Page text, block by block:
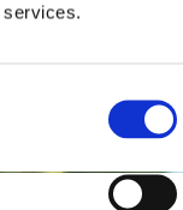
services.